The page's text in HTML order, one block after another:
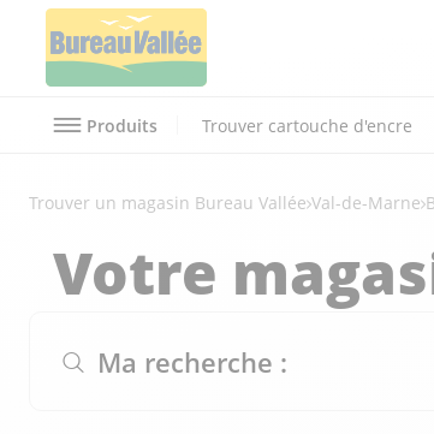
Produits Trouver cartouche d'encre
Trouver un magasin Bureau Vallée Val-de-Marne
Votre
Ma recherche :